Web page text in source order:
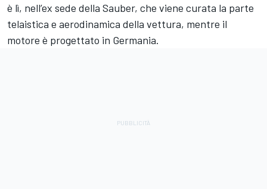
è lì, nell’ex sede della Sauber, che viene curata la parte
telaistica e aerodinamica della vettura, mentre il
motore è progettato in Germania.